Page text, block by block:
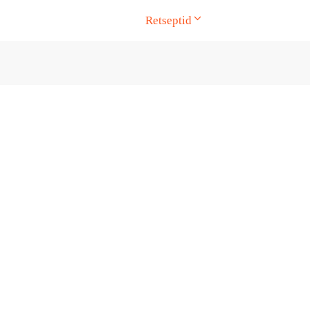
Retseptid
Touch device users, explore by touch or with swipe